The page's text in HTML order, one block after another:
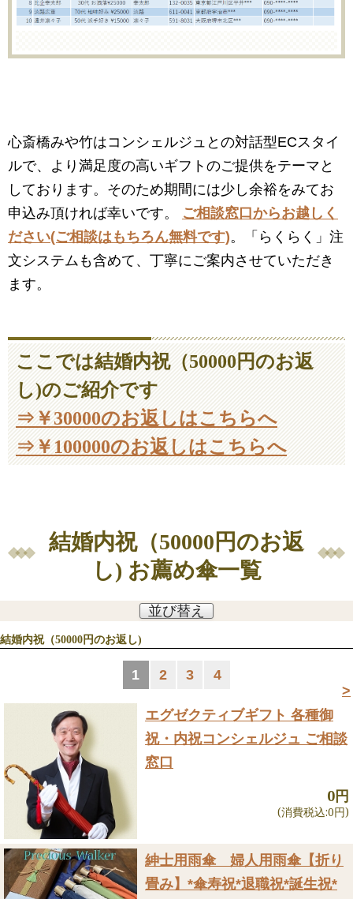
心斎橋みや竹はコンシェルジュとの対話型ECスタイ
ルで、より満足度の高いギフトのご提供をテーマと
しております。そのため期間には少し余裕をみてお
申込み頂ければ幸いです。 ご相談窓口からお越しく
ださい(ご相談はもちろん無料です)。「らくらく」注
文システムも含めて、丁寧にご案内させていただき
ます。
ここでは結婚内祝（50000円のお返
し)のご紹介です
⇒￥30000のお返しはこちらへ
⇒￥100000のお返しはこちらへ
結婚内祝（50000円のお返
し) お薦め傘一覧
並び替え
結婚内祝（50000円のお返し)
>
1 2 3 4
エグゼクティブギフト 各種御
祝・内祝コンシェルジュ ご相談
窓口
0円
(消費税込:0円)
紳士用雨傘 婦人用雨傘【折り
畳み】 *傘寿祝*退職祝*誕生祝*